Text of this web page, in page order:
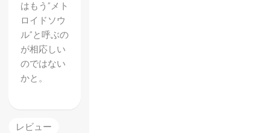
はもう”メト
ロイドソウ
ル”と呼ぶの
が相応しい
のではない
かと。
レビュー